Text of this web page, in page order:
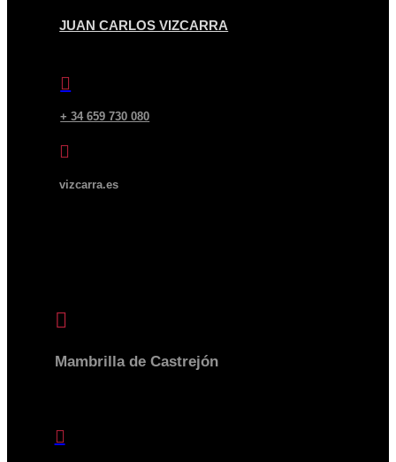
JUAN CARLOS VIZCARRA

+ 34 659 730 080

vizcarra.es

Mambrilla de Castrejón
